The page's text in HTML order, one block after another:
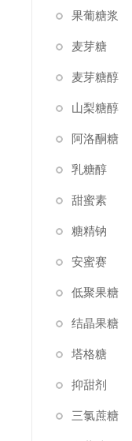
果葡糖浆
麦芽糖
麦芽糖醇
山梨糖醇
阿洛酮糖
乳糖醇
甜蜜素
糖精钠
安蜜赛
低聚果糖
结晶果糖
塔格糖
抑甜剂
三氯蔗糖